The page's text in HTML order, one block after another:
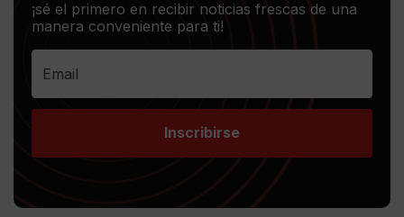
¡sé el primero en recibir noticias frescas de una
manera conveniente para ti!
Inscribirse